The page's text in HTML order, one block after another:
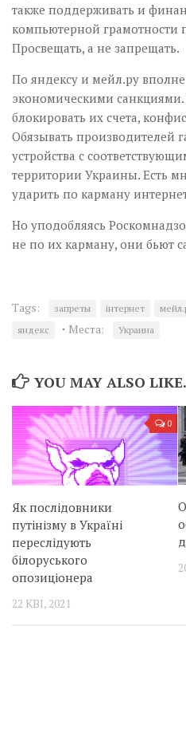
также поддерживать и
компьютерной грамотности
Просвещать, а не запрещать.
По яндексу и мейл.ру
экономическими
блокировать их счета,
Обязывать производителей
устройства с
территории Украины. Есть
ударить по карману
Но уподобляясь
не по их карману, они бьют
Tags: запреты інтернет
яндекс
· Места: Украина
YOU MAY ALSO
0
Як послідовники
путінізму в Україні
переслідують
білоруського
опозиціонера
22 КВІ, 2021